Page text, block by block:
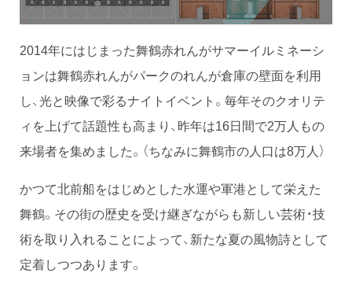
2014年にはじまった舞鶴赤れんがサマーイルミネーシ
ョンは舞鶴赤れんがパークのれんが倉庫の壁面を利用
し、光と映像で彩るナイトイベント。毎年そのクオリテ
ィを上げて話題性も高まり、昨年は16日間で2万人もの
来場者を集めました。（ちなみに舞鶴市の人口は8万人）
かつて北前船をはじめとした水運や軍港として栄えた
舞鶴。その街の歴史を受け継ぎながらも新しい芸術・技
術を取り入れることによって、新たな夏の風物詩として
定着しつつあります。